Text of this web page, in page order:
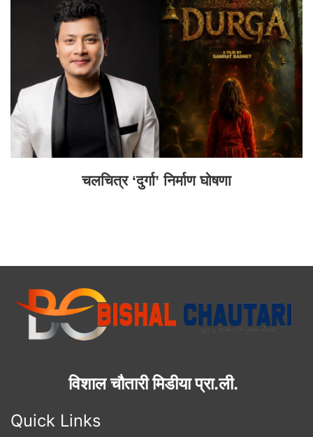
चलचित्र ‘दुर्गा’ निर्माण घोषणा
विशाल चौतारी मिडीया प्रा.ली.
Quick Links